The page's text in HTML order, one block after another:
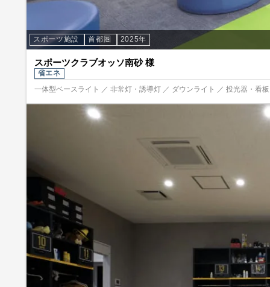
スポーツ施設 首都圏 2025年
スポーツクラブオッソ南砂 様
省エネ
一体型ベースライト ／ 非常灯・誘導灯 ／ ダウンライト ／ 投光器・看